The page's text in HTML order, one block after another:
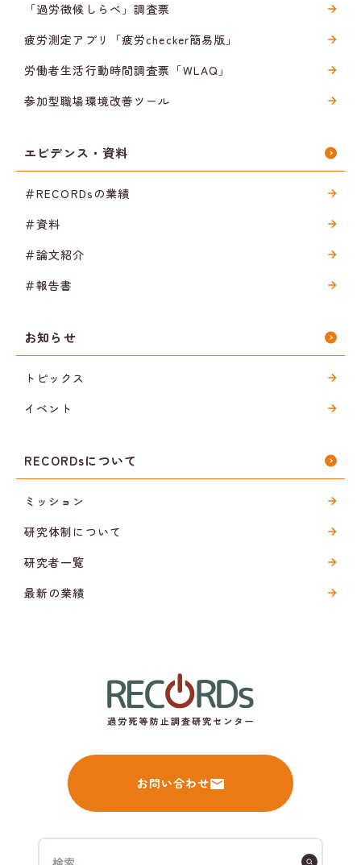
「過労徴候しらべ」調査票
疲労測定アプリ「疲労checker簡易版」
労働者生活行動時間調査票「WLAQ」
参加型職場環境改善ツール
エビデンス・資料
＃RECORDsの業績
＃資料
＃論文紹介
＃報告書
お知らせ
トピックス
イベント
RECORDsについて
ミッション
研究体制について
研究者一覧
最新の業績
お問い合わせ